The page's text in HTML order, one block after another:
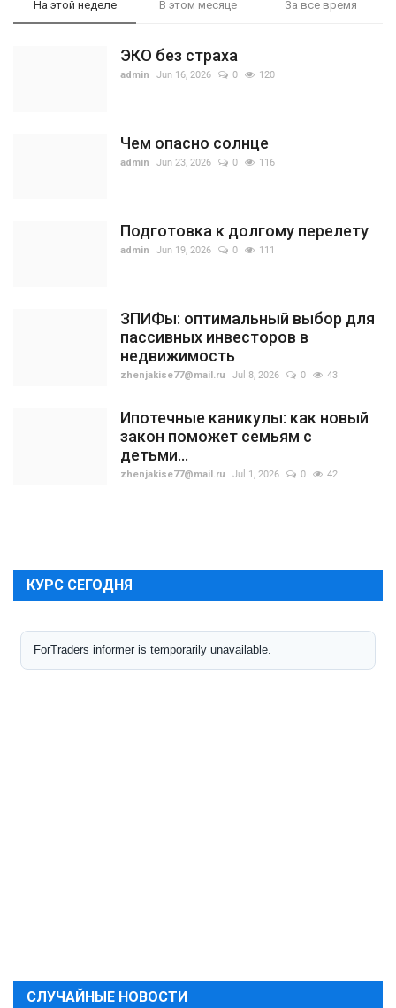
На этой неделе В этом месяце За все время
ЭКО без страха
admin Jun 16, 2026 0 120
Чем опасно солнце
admin Jun 23, 2026 0 116
Подготовка к долгому перелету
admin Jun 19, 2026 0 111
ЗПИФы: оптимальный выбор для
пассивных инвесторов в
недвижимость
zhenjakise77@mail.ru Jul 8, 2026 0 43
Ипотечные каникулы: как новый
закон поможет семьям с
детьми...
zhenjakise77@mail.ru Jul 1, 2026 0 42
КУРС СЕГОДНЯ
СЛУЧАЙНЫЕ НОВОСТИ